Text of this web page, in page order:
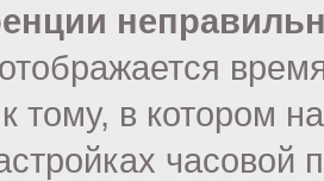
тому, в котором
часовой